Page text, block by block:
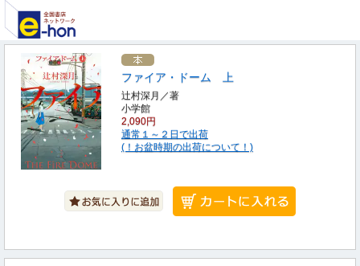
ファイア・ドーム 上
辻村深月／著
小学館
2,090円
通常１～２日で出荷
(！お盆時期の出荷について！)